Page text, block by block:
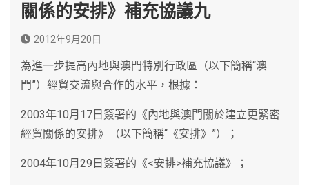
關係的安排》補充協議九
2012年9月20日
為進一步提高內地與澳門特別行政區（以下簡稱“澳
門”）經貿交流與合作的水平，根據：
2003年10月17日簽署的《內地與澳門關於建立更緊密
經貿關係的安排》（以下簡稱“《安排》”）；
2004年10月29日簽署的《<安排>補充協議》；